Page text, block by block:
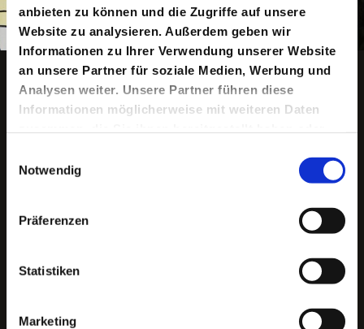
anbieten zu können und die Zugriffe auf unsere
Website zu analysieren. Außerdem geben wir
Informationen zu Ihrer Verwendung unserer Website
an unsere Partner für soziale Medien, Werbung und
Analysen weiter. Unsere Partner führen diese
Informationen möglicherweise mit weiteren Daten
gesammelt haben.
Notwendig
Präferenzen
Statistiken
Marketing
Copyright ©: Sinje Hasheider Animation anhalten
„Spricht die Mutter mir vom Wald,
schlottert sie entsetzenskalt.
Forsche nicht im Waldgehege!